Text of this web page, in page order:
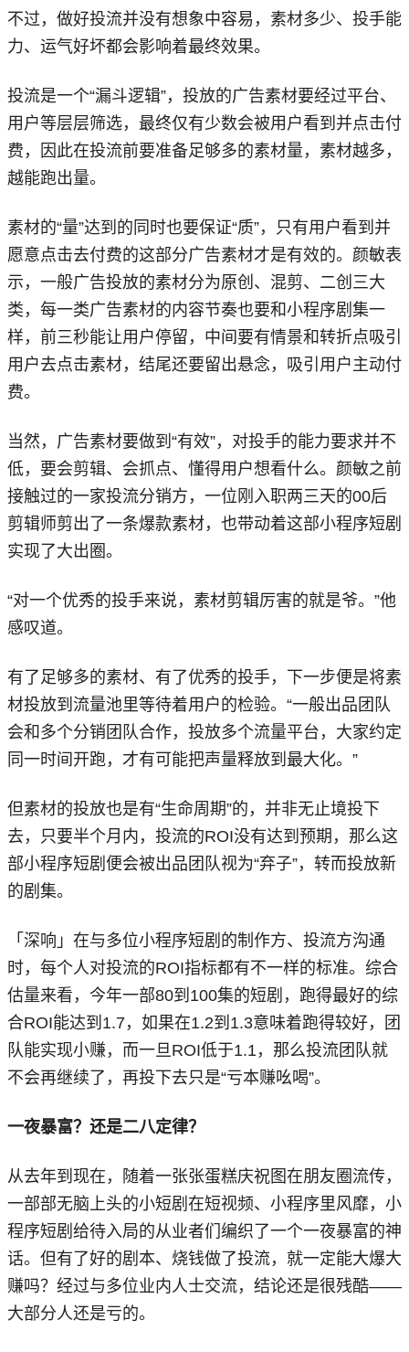
不过，做好投流并没有想象中容易，素材多少、投手能
力、运气好坏都会影响着最终效果。
投流是一个“漏斗逻辑”，投放的广告素材要经过平台、
用户等层层筛选，最终仅有少数会被用户看到并点击付
费，因此在投流前要准备足够多的素材量，素材越多，
越能跑出量。
素材的“量”达到的同时也要保证“质”，只有用户看到并
愿意点击去付费的这部分广告素材才是有效的。颜敏表
示，一般广告投放的素材分为原创、混剪、二创三大
类，每一类广告素材的内容节奏也要和小程序剧集一
样，前三秒能让用户停留，中间要有情景和转折点吸引
用户去点击素材，结尾还要留出悬念，吸引用户主动付
费。
当然，广告素材要做到“有效”，对投手的能力要求并不
低，要会剪辑、会抓点、懂得用户想看什么。颜敏之前
接触过的一家投流分销方，一位刚入职两三天的00后
剪辑师剪出了一条爆款素材，也带动着这部小程序短剧
实现了大出圈。
“对一个优秀的投手来说，素材剪辑厉害的就是爷。”他
感叹道。
有了足够多的素材、有了优秀的投手，下一步便是将素
材投放到流量池里等待着用户的检验。“一般出品团队
会和多个分销团队合作，投放多个流量平台，大家约定
同一时间开跑，才有可能把声量释放到最大化。”
但素材的投放也是有“生命周期”的，并非无止境投下
去，只要半个月内，投流的ROI没有达到预期，那么这
部小程序短剧便会被出品团队视为“弃子”，转而投放新
的剧集。
「深响」在与多位小程序短剧的制作方、投流方沟通
时，每个人对投流的ROI指标都有不一样的标准。综合
估量来看，今年一部80到100集的短剧，跑得最好的综
合ROI能达到1.7，如果在1.2到1.3意味着跑得较好，团
队能实现小赚，而一旦ROI低于1.1，那么投流团队就
不会再继续了，再投下去只是“亏本赚吆喝”。
一夜暴富？还是二八定律？
从去年到现在，随着一张张蛋糕庆祝图在朋友圈流传，
一部部无脑上头的小短剧在短视频、小程序里风靡，小
程序短剧给待入局的从业者们编织了一个一夜暴富的神
话。但有了好的剧本、烧钱做了投流，就一定能大爆大
赚吗？经过与多位业内人士交流，结论还是很残酷——
大部分人还是亏的。